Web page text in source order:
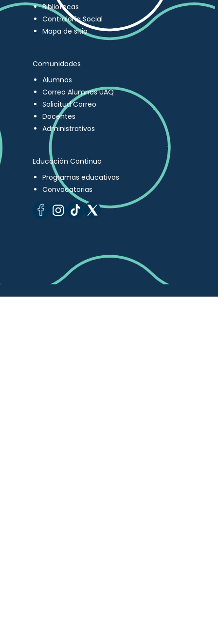
Bibliotecas
Contraloría Social
Mapa de sitio
Comunidades
Alumnos
Correo Alumnos UAQ
Solicitud Correo
Docentes
Administrativos
Educación Continua
Programas educativos
Convocatorias